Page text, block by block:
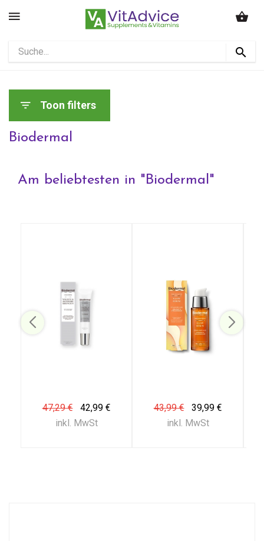
Toon filters
Biodermal
Am beliebtesten in "Biodermal"
47,29 €
42,99 €
inkl. MwSt
43,99 €
39,99 €
inkl. MwSt